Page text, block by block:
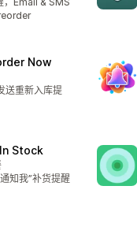
Now
送重新入库提
Stock
知我”补货提醒